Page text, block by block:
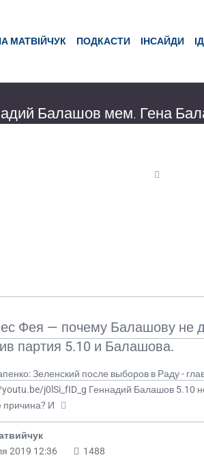
МАТВІЙЧУК ПОДКАСТИ ІНСАЙДИ
Балашов мем. Гена
Фея — почему Балашову не
партия 5.10 и Балашова.
Зеленский после выборов в Раду -
j0lSi_fID_g Геннадий Балашов 5.10
причина? И
2019 12:36
1488